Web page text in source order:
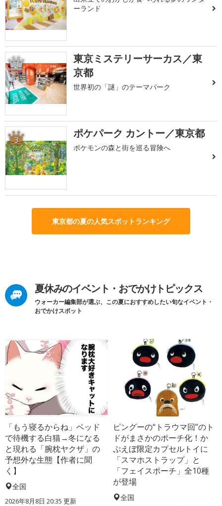
ーランド
2
東京ミステリーサーカス／東
京都
世界初の「謎」のテーマパーク
3 ポケパーク カントー／東京都
ポケモンの森と街を巡る冒険へ
東京都の夏の人気スポットランキング
夏休みのイベント・おでかけトピックス
ウォーカー編集部が選ぶ、この夏におすすめしたい旬なイベント・
おでかけスポット
「もう寝るからね」ベッド
で待機する白猫→冬になる
と現れる「腕枕ヤクザ」の
予想外な生態【作者に聞
く】
全国
2026年8月8日 20:35 更新
ピングーの“トラウマ回”のト
ドがまさかのポーチ化！か
ぷえぼ限定カプセルトイに
「スマホストラップ」と
「フェイスポーチ」全10種
が登場
全国